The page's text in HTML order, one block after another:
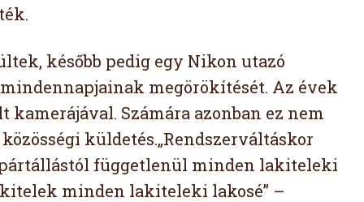
később pedig egy Nikon utazó
megörökítését. Az évek
Számára azonban ez nem
küldetés.„Rendszerváltáskor
pártállástól függetlenül minden lakiteleki
minden lakiteleki lakosé” –